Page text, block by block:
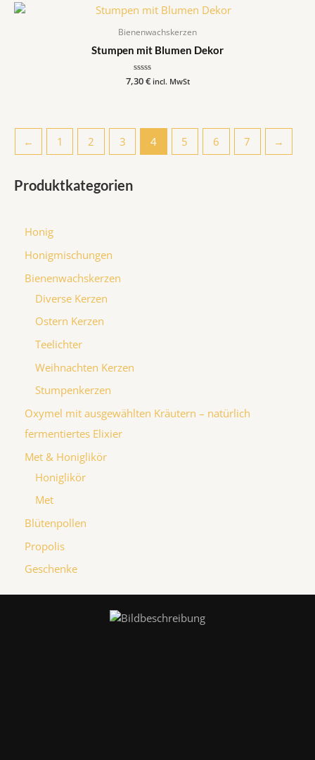
Produktkategorien
Honig
Honigmischungen
Bienenwachskerzen
Diverse Kerzen
Ostern Kerzen
Teelichter
Weihnachten Kerzen
Stumpenkerzen
Oxymel mit ausgewählten Kräutern – natürlich
fermentiertes Elixier
Met & Honiglikör
Honiglikör
Met
Blütenpollen
Propolis
Geschenke
Bienenwachskerzen
Stumpen mit Blumen Dekor
Bewertet
7,30€ incl. MwSt
← 1 2 3 4 5 6 7 →